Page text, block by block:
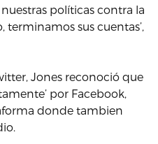
políticas contra la
terminamos sus cuentas’,
Jones reconoció que
por Facebook,
donde tambien